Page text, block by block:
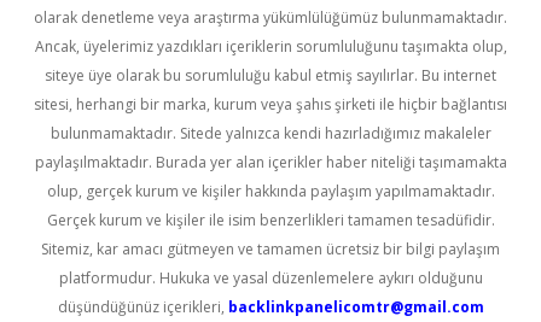
olarak denetleme veya araştırma yükümlülüğümüz bulunmamaktadır.
Ancak, üyelerimiz yazdıkları içeriklerin sorumluluğunu taşımakta olup,
siteye üye olarak bu sorumluluğu kabul etmiş sayılırlar. Bu internet
sitesi, herhangi bir marka, kurum veya şahıs şirketi ile hiçbir bağlantısı
bulunmamaktadır. Sitede yalnızca kendi hazırladığımız makaleler
paylaşılmaktadır. Burada yer alan içerikler haber niteliği taşımamakta
olup, gerçek kurum ve kişiler hakkında paylaşım yapılmamaktadır.
Gerçek kurum ve kişiler ile isim benzerlikleri tamamen tesadüfidir.
Sitemiz, kar amacı gütmeyen ve tamamen ücretsiz bir bilgi paylaşım
platformudur. Hukuka ve yasal düzenlemelere aykırı olduğunu
düşündüğünüz içerikleri, backlinkpanelicomtr@gmail.com